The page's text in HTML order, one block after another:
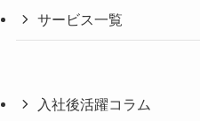
サービス一覧
入社後活躍コラム